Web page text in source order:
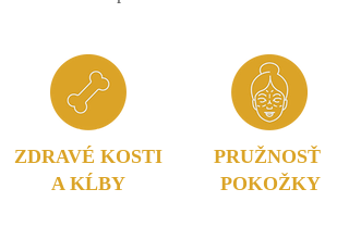
ZDRAVÉ KOSTI
A KĹBY
PRUŽNOSŤ
POKOŽKY